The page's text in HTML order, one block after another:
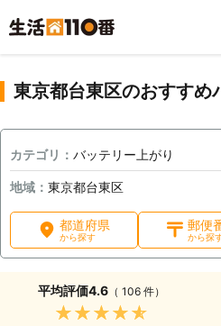
東京都台東区のおすすめ
カテゴリ： バッテリー上がり
地域： 東京都台東区
都道府県
から探す
郵便
から探
平均評価4.6（ 106 件）
★★★★★